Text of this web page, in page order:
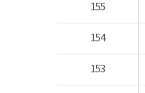
155
154
153